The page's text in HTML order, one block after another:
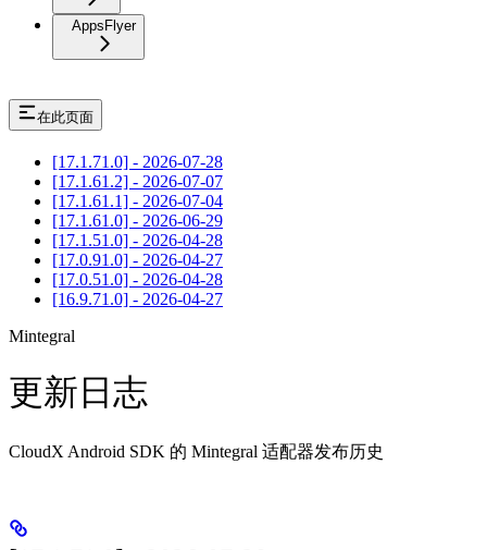
AppsFlyer
在此页面
[17.1.71.0] - 2026-07-28
[17.1.61.2] - 2026-07-07
[17.1.61.1] - 2026-07-04
[17.1.61.0] - 2026-06-29
[17.1.51.0] - 2026-04-28
[17.0.91.0] - 2026-04-27
[17.0.51.0] - 2026-04-28
[16.9.71.0] - 2026-04-27
Mintegral
更新日志
CloudX Android SDK 的 Mintegral 适配器发布历史